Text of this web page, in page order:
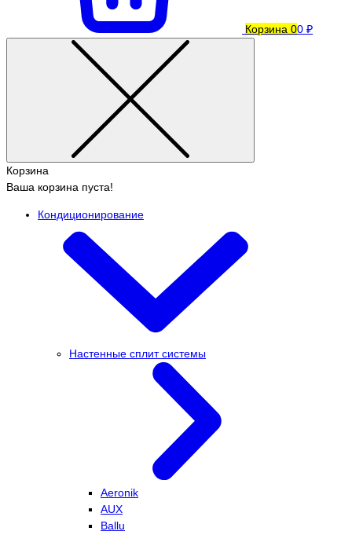
Корзина 00 ₽
Корзина
Ваша корзина пуста!
Кондиционирование
Настенные сплит системы
Aeronik
AUX
Ballu